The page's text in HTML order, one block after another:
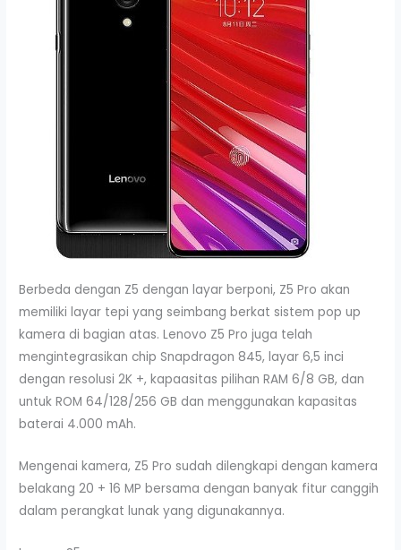
Berbeda dengan Z5 dengan layar berponi, Z5 Pro akan
memiliki layar tepi yang seimbang berkat sistem pop up
kamera di bagian atas. Lenovo Z5 Pro juga telah
mengintegrasikan chip Snapdragon 845, layar 6,5 inci
dengan resolusi 2K +, kapaasitas pilihan RAM 6/8 GB, dan
untuk ROM 64/128/256 GB dan menggunakan kapasitas
baterai 4.000 mAh.
Mengenai kamera, Z5 Pro sudah dilengkapi dengan kamera
belakang 20 + 16 MP bersama dengan banyak fitur canggih
dalam perangkat lunak yang digunakannya.